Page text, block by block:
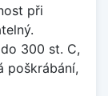
při
300 st. C,
poškrábání,